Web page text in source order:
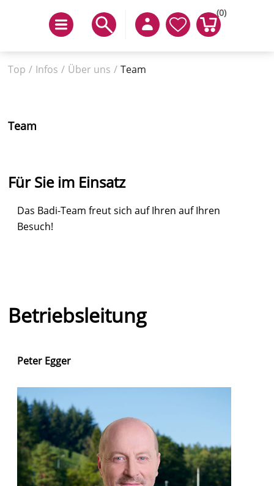
(0)
Top / Infos / Über uns / Team
Team
Für Sie im Einsatz
Das Badi-Team freut sich auf Ihren auf Ihren
Besuch!
Betriebsleitung
Peter Egger